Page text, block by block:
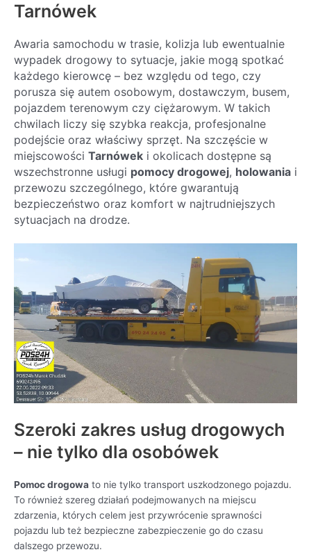
Tarnówek
Awaria samochodu w trasie, kolizja lub ewentualnie
wypadek drogowy to sytuacje, jakie mogą spotkać
każdego kierowcę – bez względu od tego, czy
porusza się autem osobowym, dostawczym, busem,
pojazdem terenowym czy ciężarowym. W takich
chwilach liczy się szybka reakcja, profesjonalne
podejście oraz właściwy sprzęt. Na szczęście w
miejscowości Tarnówek i okolicach dostępne są
wszechstronne usługi pomocy drogowej, holowania i
przewozu szczególnego, które gwarantują
bezpieczeństwo oraz komfort w najtrudniejszych
sytuacjach na drodze.
Szeroki zakres usług drogowych
– nie tylko dla osobówek
Pomoc drogowa to nie tylko transport uszkodzonego pojazdu.
To również szereg działań podejmowanych na miejscu
zdarzenia, których celem jest przywrócenie sprawności
pojazdu lub też bezpieczne zabezpieczenie go do czasu
dalszego przewozu.